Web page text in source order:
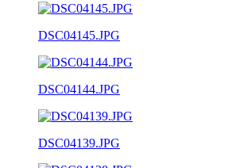
DSC04145.JPG
DSC04144.JPG
DSC04139.JPG